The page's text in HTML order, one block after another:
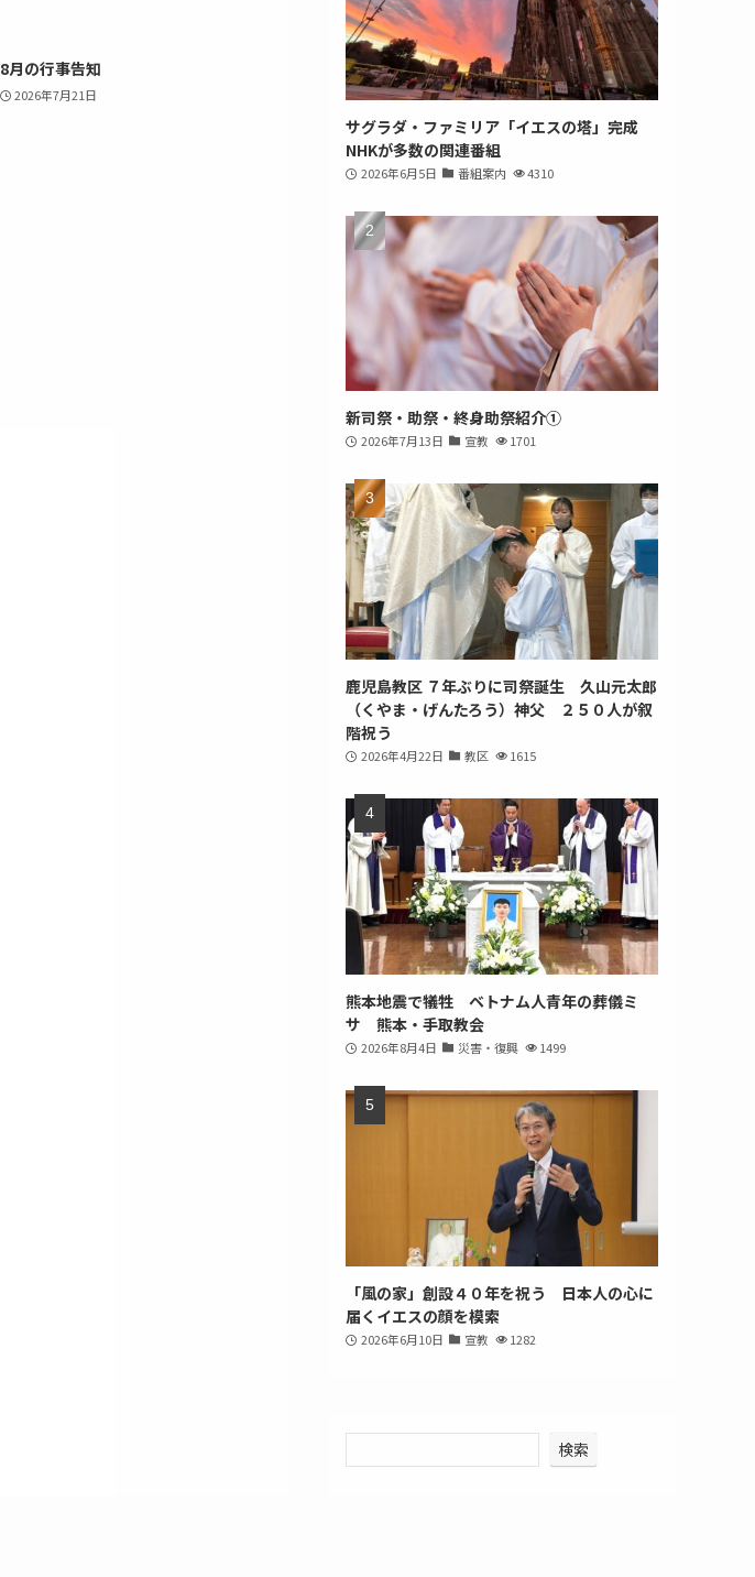
8月の行事告知
2026年7月21日
サグラダ・ファミリア「イエスの塔」完成
NHKが多数の関連番組
2026年6月5日 番組案内 4310
新司祭・助祭・終身助祭紹介①
2026年7月13日 宣教 1701
鹿児島教区 ７年ぶりに司祭誕生 久山元太郎
（くやま・げんたろう）神父 ２５０人が叙
階祝う
2026年4月22日 教区 1615
熊本地震で犠牲 ベトナム人青年の葬儀ミ
サ 熊本・手取教会
2026年8月4日 災害・復興 1499
「風の家」創設４０年を祝う 日本人の心に
届くイエスの顔を模索
2026年6月10日 宣教 1282
検索